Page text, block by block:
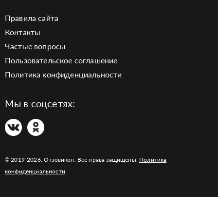
Правила сайта
Контакты
Частые вопросы
Пользовательское соглашение
Политика конфиденциальности
Мы в соцсетях:
© 2019-2026. Отзовикон. Все права защищены. Политика
конфиденциальности